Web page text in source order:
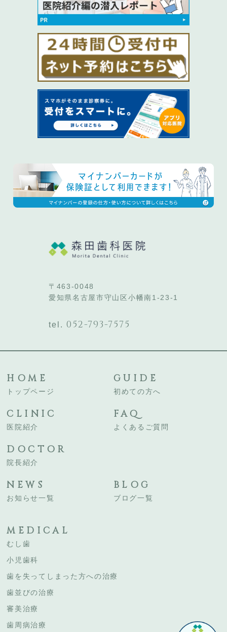
〒463-0048
愛知県名古屋市守山区小幡南1-23-1
tel. 052-793-7575
HOME
トップページ
CLINIC
医院紹介
DOCTOR
院長紹介
GUIDE
初めての方へ
FAQ
よくあるご質問
NEWS
お知らせ一覧
BLOG
ブログ一覧
MEDICAL
むし歯
小児歯科
歯を失ってしまった方への治療
歯並びの治療
審美治療
歯周病治療